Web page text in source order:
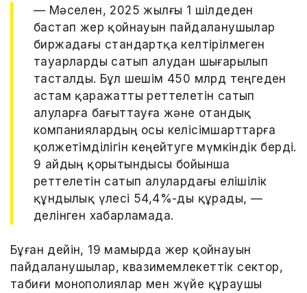
— Мәселен, 2025 жылғы 1 шілдеден
бастап жер қойнауын пайдаланушылар
биржадағы стандартқа келтірілмеген
тауарларды сатып алудан шығарылып
тасталды. Бұл шешім 450 млрд теңгеден
астам қаражатты реттелетін сатып
алуларға бағыттауға және отандық
компаниялардың осы келісімшарттарға
қолжетімділігін кеңейтуге мүмкіндік берді.
9 айдың қорытындысы бойынша
реттелетін сатып алулардағы елішілік
құндылық үлесі 54,4%-ды құрады, —
делінген хабарламада.
Бұған дейін, 19 мамырда жер қойнауын
пайдаланушылар, квазимемлекеттік сектор,
табиғи монополиялар мен жүйе құраушы